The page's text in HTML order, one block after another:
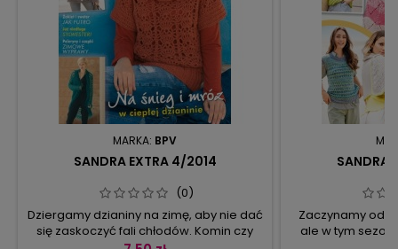
MARKA: BPV
SANDRA EXTRA 4/2014
(0)
Dziergamy dzianiny na zimę, aby nie dać
się zaskoczyć fali chłodów. Komin czy
SANDRA
Zaczynamy od
ale w tym